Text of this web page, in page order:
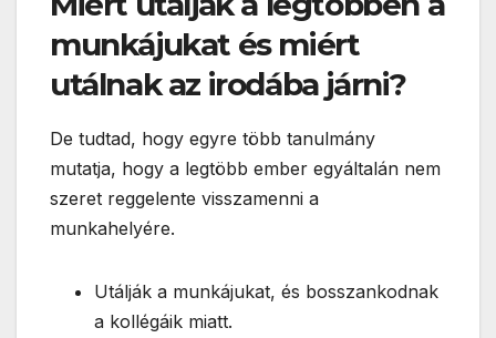
munkájukat és miért
utálnak az irodába járni?
De tudtad, hogy egyre több tanulmány
mutatja, hogy a legtöbb ember egyáltalán nem
szeret reggelente visszamenni a
munkahelyére.
Utálják a munkájukat, és bosszankodnak
a kollégáik miatt.